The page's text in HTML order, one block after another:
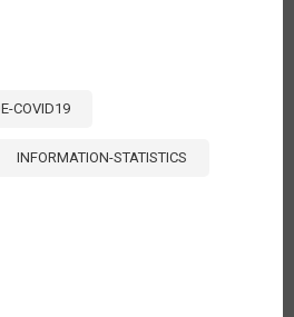
COVID19
INFORMATION-STATISTICS